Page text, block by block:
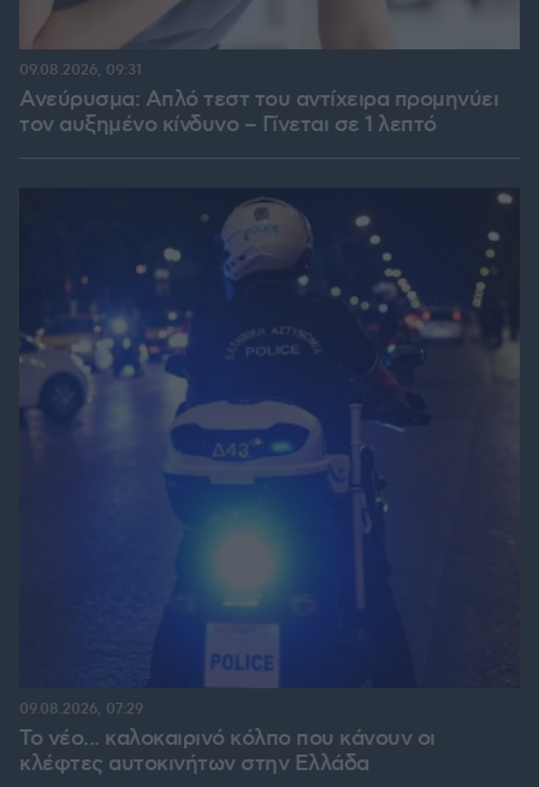
Ανεύρυσμα: Απλό τεστ του αντίχειρα προμηνύει
τον αυξημένο κίνδυνο – Γίνεται σε 1 λεπτό
09.08.2026, 09:31
Το νέο... καλοκαιρινό κόλπο που κάνουν οι
κλέφτες αυτοκινήτων στην Ελλάδα
09.08.2026, 07:29